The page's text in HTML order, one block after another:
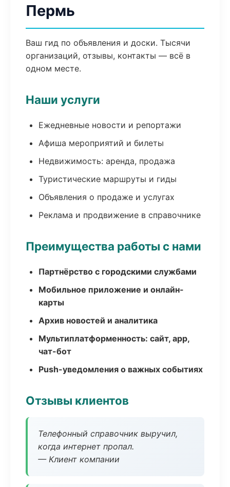
Пермь
Ваш гид по объявления и доски. Тысячи
организаций, отзывы, контакты — всё в
одном месте.
Наши услуги
Ежедневные новости и репортажи
Афиша мероприятий и билеты
Недвижимость: аренда, продажа
Туристические маршруты и гиды
Объявления о продаже и услугах
Реклама и продвижение в справочнике
Преимущества работы с нами
Партнёрство с городскими службами
Мобильное приложение и онлайн-
карты
Архив новостей и аналитика
Мультиплатформенность: сайт, app,
чат-бот
Push-уведомления о важных событиях
Отзывы клиентов
Телефонный справочник выручил,
когда интернет пропал.
— Клиент компании